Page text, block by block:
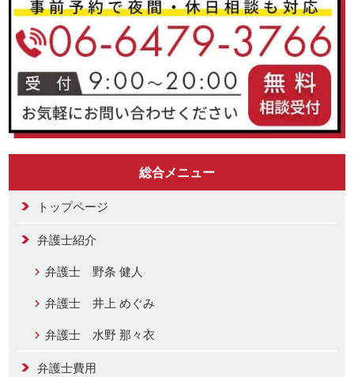
総合メニュー
トップページ
弁護士紹介
弁護士 野条 健人
弁護士 井上 めぐみ
弁護士 水野 那々衣
弁護士費用